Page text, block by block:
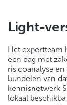
Light-
Het expertteam
een dag met
risicoanalyse
bundelen van
kennisnetwerk
lokaal